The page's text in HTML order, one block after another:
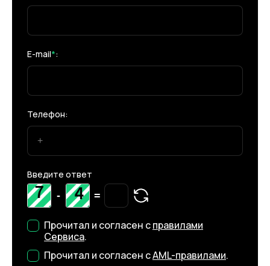
E-mail*:
Телефон:
Введите ответ
- =
Прочитал и согласен справилами
Сервиса.
Прочитал и согласен сAML-правилами.